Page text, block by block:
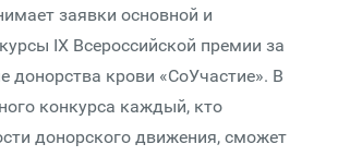
заявки основной и
IX Всероссийской премии за
донорства крови «СоУчастие». В
конкурса каждый, кто
донорского движения, сможет